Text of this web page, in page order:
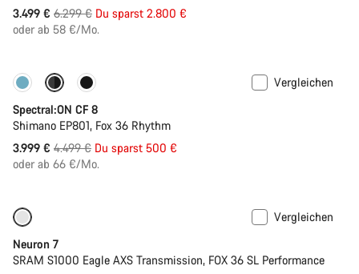
3.499 € Ursprungspreis
6.299 € Du sparst 2.800 €
oder ab 58 €/Mo.
-11% Neue Farbe verfügbar
Vergleichen
Spectral:ON CF 8
Shimano EP801, Fox 36 Rhythm
3.999 € Ursprungspreis
4.499 € Du sparst 500 €
oder ab 66 €/Mo.
Vergleichen
Neuron 7
SRAM S1000 Eagle AXS Transmission, FOX 36 SL Performance